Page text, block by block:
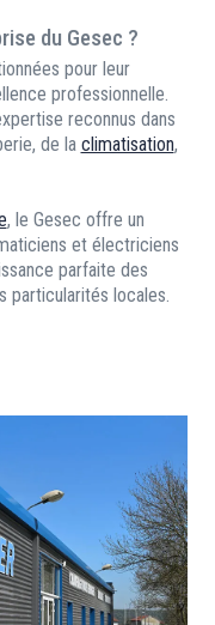
du Gesec ?
pour leur
professionnelle.
reconnus dans
de la climatisation,
, le Gesec offre un
et électriciens
parfaite des
particularités locales.